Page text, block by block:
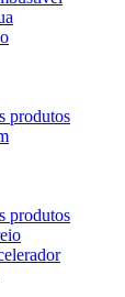
produtos
produtos